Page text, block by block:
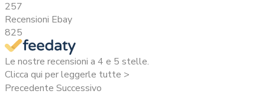
257
Recensioni Ebay
825
Le nostre recensioni a 4 e 5 stelle.
Clicca qui per leggerle tutte >
Precedente Successivo